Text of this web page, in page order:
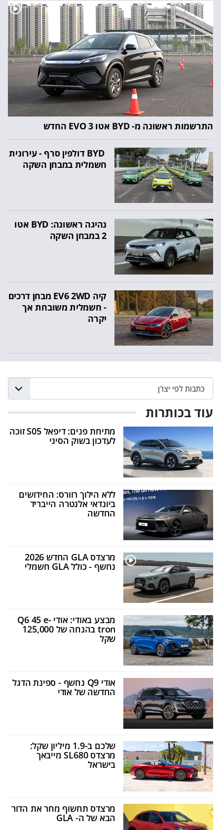
התרשמות ראשונה מ- BYD אטו 3 EVO החדש
BYD דולפין סרף - עירונית
חשמלית במבחן השקה
נהיגה ראשונה: BYD אטו
2 במבחן השקה
קיה EV6 2WD מבחן דרכים
- חשמלית משובחת אך
יקרה
עוד בכותרות
מתיחת פנים: דיפאל S05 זוכה
לעדכון בשוק הסיני
ללא הילוך רוורס: החידושים
ביונדאי אלנטרה הייבריד
החדשה
מרצדס GLA החדש 2026
נחשף - כולל GLA חשמלי
מבצע באודי: אודי Q6 45 e-
tron בהנחה של 125,000
שקל
אודי Q9 נחשף - ספינת הדגל
החדשה של אודי
שלכם ב-1.9 מיליון שקל:
מרצדס SL680 מייבאך
בישראל
מרצדס תחשוף מחר את הדור
הבא של ה- GLA